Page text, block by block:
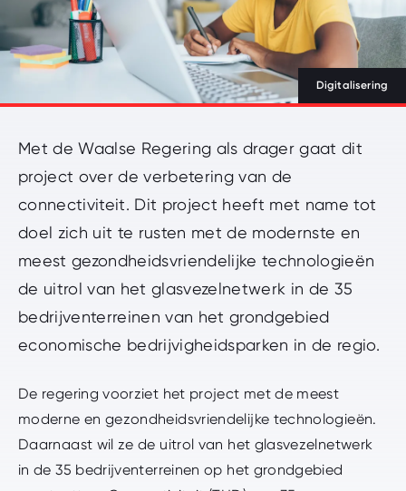
Geef uw zoekopdracht in
Zoeken
NL FR DE
Gefinancierd door de Europese Unie
nav.beSupport
Digitalisering
Met de Waalse Regering als drager gaat dit
project over de verbetering van de
connectiviteit. Dit project heeft met name tot
doel zich uit te rusten met de modernste en
meest gezondheidsvriendelijke technologieën
de uitrol van het glasvezelnetwerk in de 35
bedrijventerreinen van het grondgebied
economische bedrijvigheidsparken in de regio.
De regering voorziet het project met de meest
moderne en gezondheidsvriendelijke technologieën.
Daarnaast wil ze de uitrol van het glasvezelnetwerk
in de 35 bedrijventerreinen op het grondgebied